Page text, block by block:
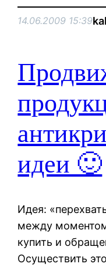
14.06.2009 15:39
идеи 🙂
Идея:
между
купить и
Осуществить